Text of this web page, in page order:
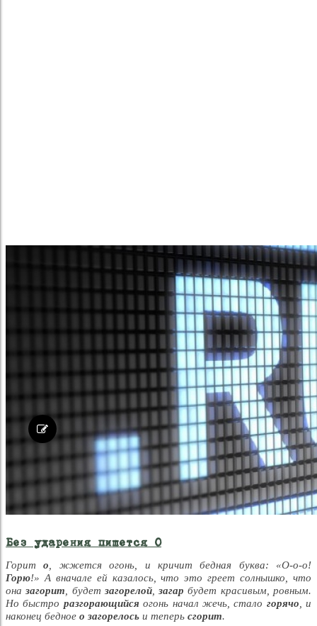
Без ударения пишется О
Горито , жжется огонь, и кричит бедная буква: «О-о-о!
Горю!» А вначале ей казалось, что это греет солнышко, что
оназагорит , будет загорелой,загар будет красивым, ровным.
Но быстро разгорающийсяогонь начал жечь, стало горячо , и
наконец бедное о загорелось и теперь сгорит.